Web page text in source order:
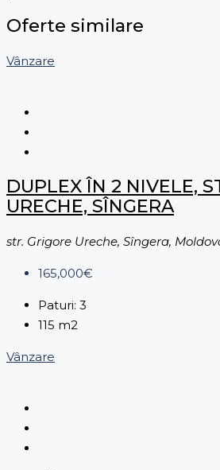
Oferte similare
Vânzare
DUPLEX ÎN 2 NIVELE,
URECHE, SÎNGERA
str. Grigore Ureche, Sîngera,
165,000€
Paturi: 3
115 m2
Vânzare